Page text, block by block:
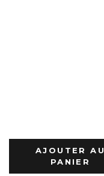
AJOUTER AU
PANIER